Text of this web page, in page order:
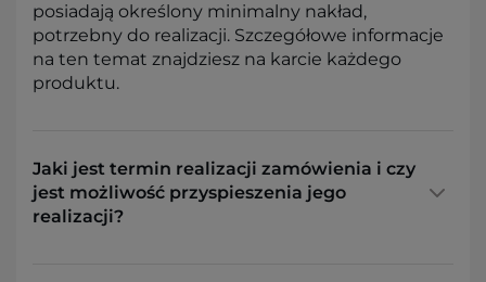
posiadają określony minimalny nakład,
potrzebny do realizacji. Szczegółowe informacje
na ten temat znajdziesz na karcie każdego
produktu.
Jaki jest termin realizacji zamówienia i czy
jest możliwość przyspieszenia jego
realizacji?